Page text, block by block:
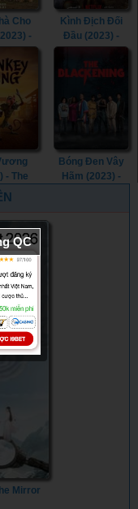
Cho
-
Puppy
Kình Địch Đối
Đầu (2023) -
(2023)
- The
King
Bóng Đen Vây
Hãm (2023) -
Mirror
QC